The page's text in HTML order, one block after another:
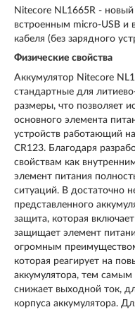
Nitecore NL1665R -
встроенным micro-USB и
кабеля (без зарядного
Физические свойства
Аккумулятор Nitecore
стандартные для
размеры, что позволяет
основного элемента
устройств работающий
CR123. Благодаря
свойствам как
элемент питания
ситуаций. В достаточно
представленного
защита, которая
защищает элемент
огромным
которая реагирует на
аккумулятора, тем
снижает выходной ток,
корпуса аккумулятора.